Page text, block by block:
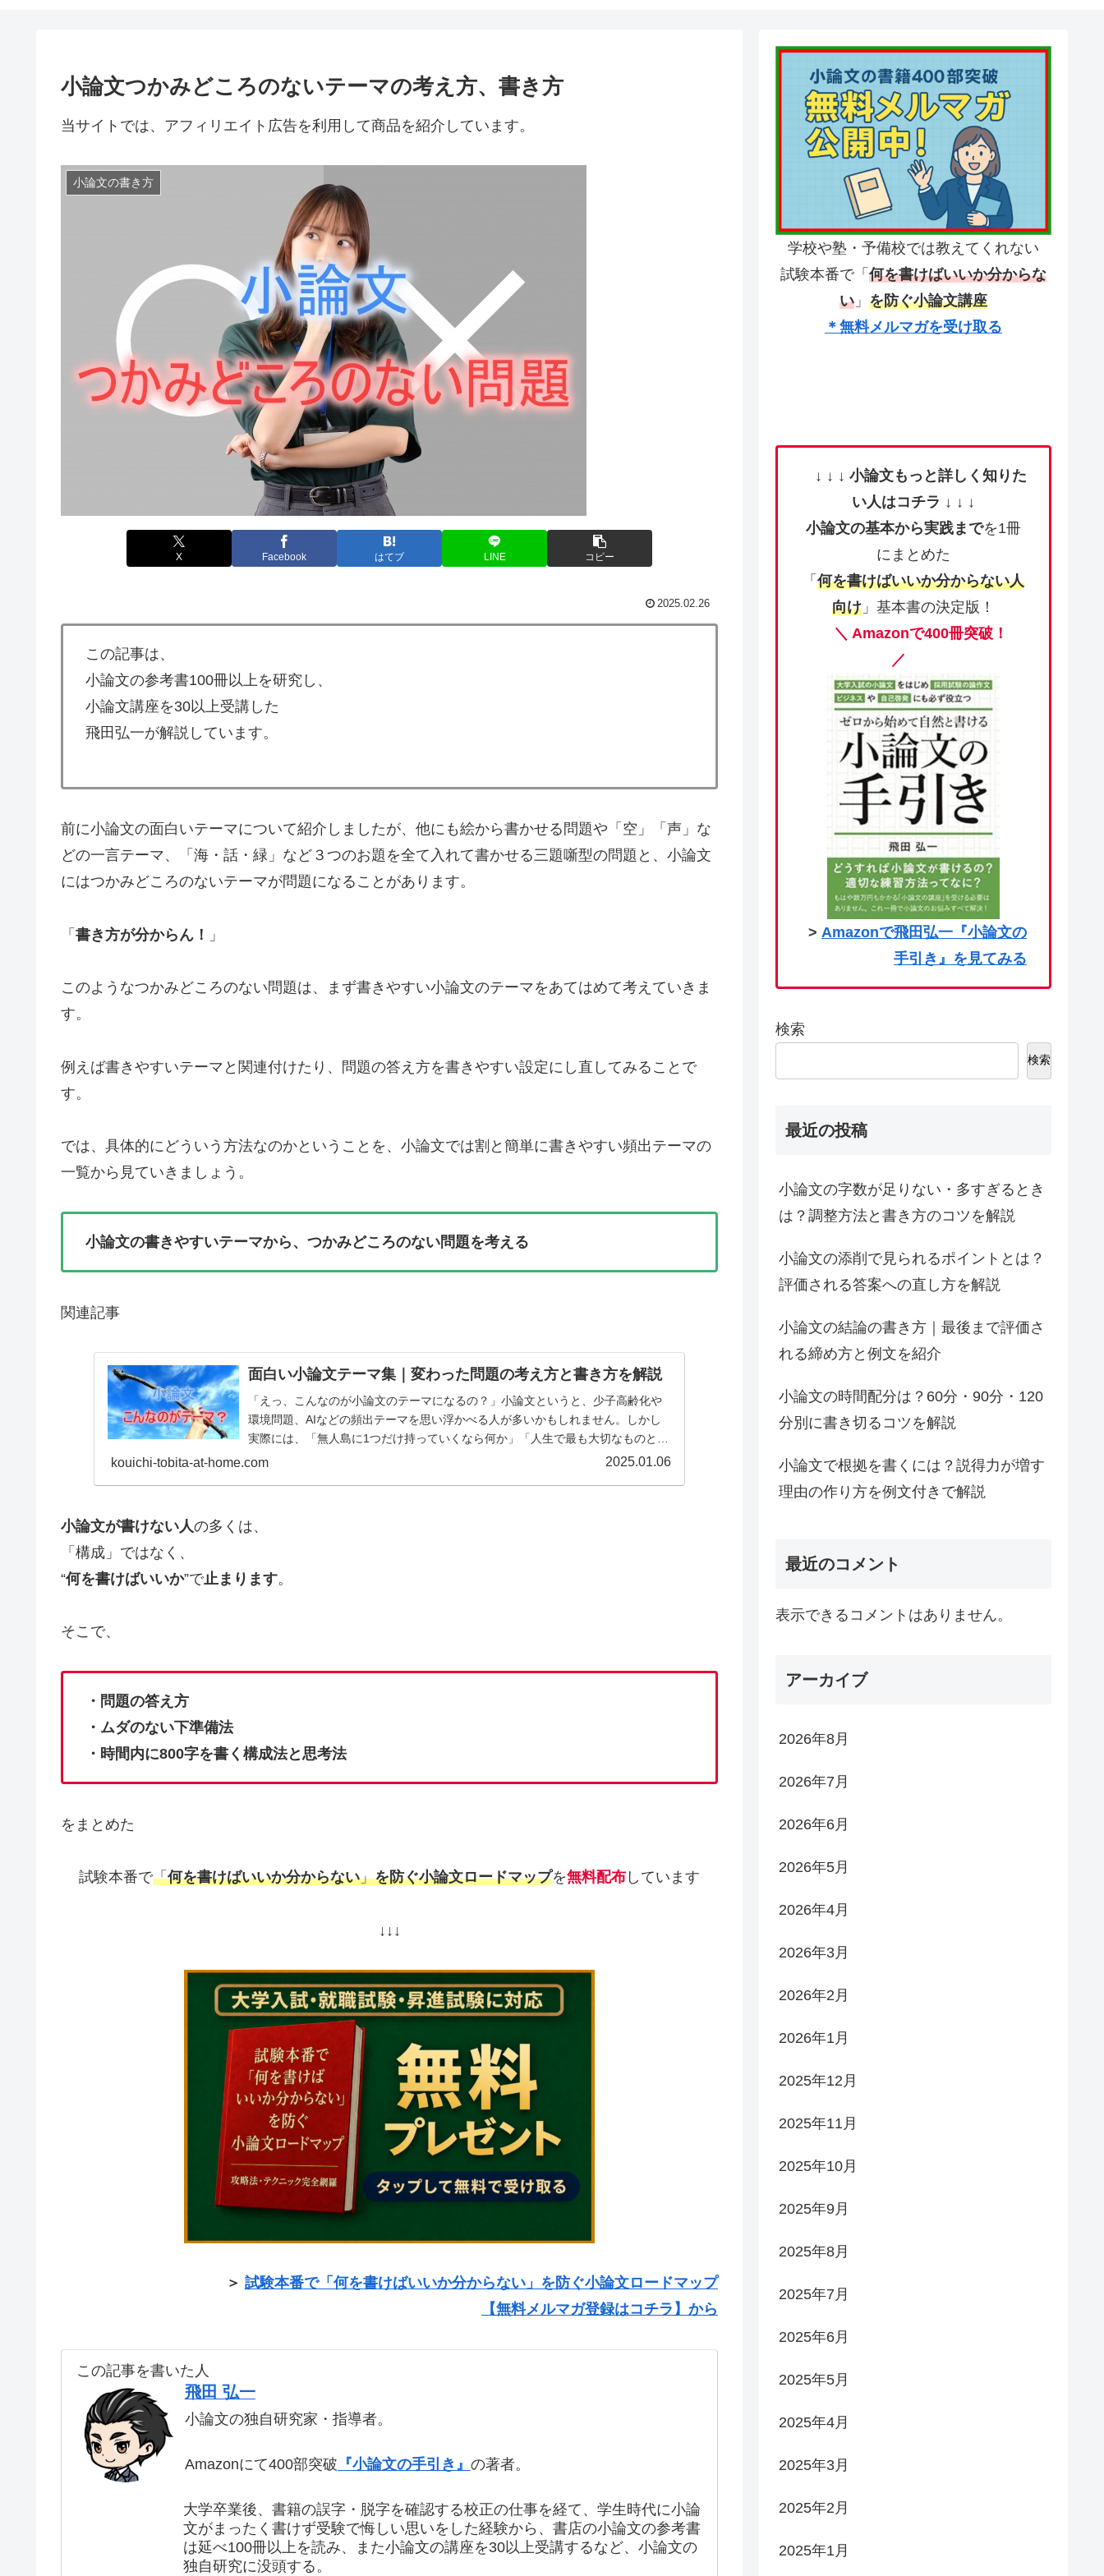
小論文つかみどころのないテーマの考え方、書き方
当サイトでは、アフィリエイト広告を利用して商品を紹介しています。
小論文の書き方
X Facebook はてブ LINE コピー
2025.02.26
この記事は、
小論文の参考書100冊以上を研究し、
小論文講座を30以上受講した
飛田弘一が解説しています。
前に小論文の面白いテーマについて紹介しましたが、他にも絵から書かせる問題や「空」「声」な
どの一言テーマ、「海・話・緑」など３つのお題を全て入れて書かせる三題噺型の問題と、小論文
にはつかみどころのないテーマが問題になることがあります。
「 書き方が分からん！ 」
このようなつかみどころのない問題は、まず書きやすい小論文のテーマをあてはめて考えていきま
す。
例えば書きやすいテーマと関連付けたり、問題の答え方を書きやすい設定にし直してみることで
す。
では、具体的にどういう方法なのかということを、小論文では割と簡単に書きやすい頻出テーマの
一覧から見ていきましょう。
小論文の書きやすいテーマから、つかみどころのない問題を考える
関連記事
面白い小論文テーマ集｜変わった問題の考え方と書き方を解説
「えっ、こんなのが小論文のテーマになるの？」小論文というと、少子高齢化や
環境問題、AIなどの頻出テーマを思い浮かべる人が多いかもしれません。しかし
実際には、「無人島に1つだけ持っていくなら何か」「人生で最も大切なものとは
何か」「あなたにとっ...
kouichi-tobita-at-home.com 2025.01.06
小論文が書けない人の多くは、
「構成」ではなく、
“何を書けばいいか”で止まります。
そこで、
・問題の答え方
・ムダのない下準備法
・時間内に800字を書く構成法と思考法
をまとめた
試験本番で「何を書けばいいか分からない」を防ぐ小論文ロードマップを無料配布 しています
↓↓↓
＞ 試験本番で「何を書けばいいか分からない」を防ぐ小論文ロードマップ
【無料メルマガ登録はコチラ】から
この記事を書いた人
飛田 弘一
小論文の独自研究家・指導者。
Amazonにて400部突破 『小論文の手引き』 の著者。
大学卒業後、書籍の誤字・脱字を確認する校正の仕事を経て、学生時代に小論
文がまったく書けず受験で悔しい思いをした経験から、書店の小論文の参考書
は延べ100冊以上を読み、また小論文の講座を30以上受講するなど、小論文の
独自研究に没頭する。
学校や塾・予備校では教えてくれない
試験本番で「 何を書けばいいか分からな
い 」 を防ぐ小論文講座
＊無料メルマガを受け取る
↓ ↓ ↓ 小論文もっと詳しく知りた
い人はコチラ ↓ ↓ ↓
小論文の基本から実践までを1冊
にまとめた
「 何を書けばいいか分からない人
向け 」基本書の決定版！
＼ Amazonで400冊突破！
／
> Amazonで飛田弘一『小論文の
手引き』を見てみる
検索
検索
最近の投稿
小論文の字数が足りない・多すぎるとき
は？調整方法と書き方のコツを解説
小論文の添削で見られるポイントとは？
評価される答案への直し方を解説
小論文の結論の書き方｜最後まで評価さ
れる締め方と例文を紹介
小論文の時間配分は？60分・90分・120
分別に書き切るコツを解説
小論文で根拠を書くには？説得力が増す
理由の作り方を例文付きで解説
最近のコメント
表示できるコメントはありません。
アーカイブ
2026年8月
2026年7月
2026年6月
2026年5月
2026年4月
2026年3月
2026年2月
2026年1月
2025年12月
2025年11月
2025年10月
2025年9月
2025年8月
2025年7月
2025年6月
2025年5月
2025年4月
2025年3月
2025年2月
2025年1月